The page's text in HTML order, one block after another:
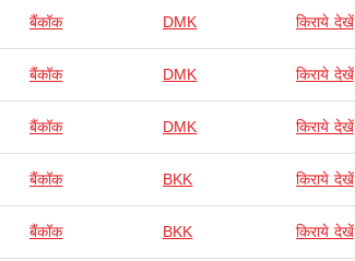
बैंकॉक DMK किराये देखें
बैंकॉक DMK किराये देखें
बैंकॉक DMK किराये देखें
बैंकॉक BKK किराये देखें
बैंकॉक BKK किराये देखें